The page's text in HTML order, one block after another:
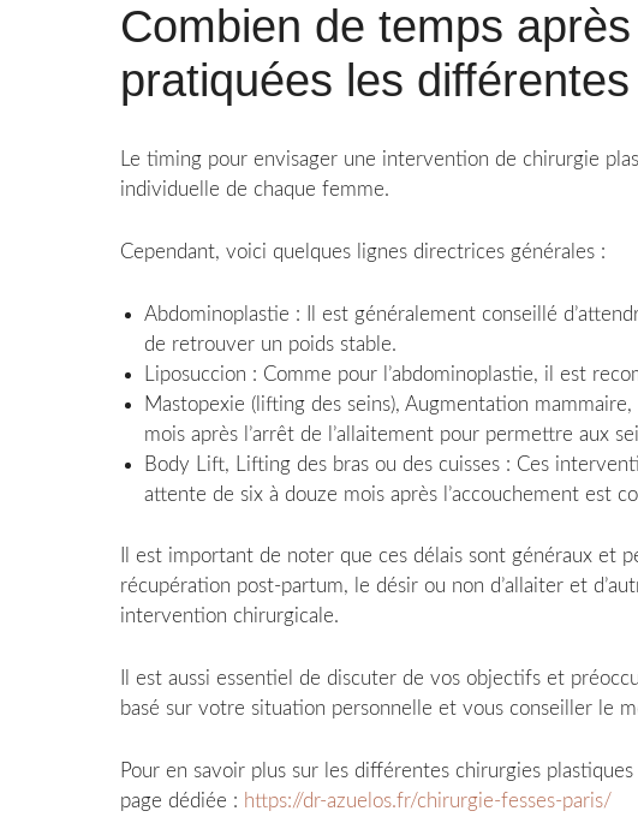
Combien de temps
pratiquées les
Le timing pour envisager une intervention de chirurgie
individuelle de chaque femme.
Cependant, voici quelques lignes directrices générales :
Abdominoplastie : Il est généralement conseillé
de retrouver un poids stable.
Liposuccion : Comme pour l’abdominoplastie, il est
Mastopexie (lifting des seins), Augmentation
mois après l’arrêt de l’allaitement pour permettre aux
Body Lift, Lifting des bras ou des cuisses : Ces
attente de six à douze mois après l’accouchement est
Il est important de noter que ces délais sont généraux et
récupération post-partum, le désir ou non d’allaiter et
intervention chirurgicale.
Il est aussi essentiel de discuter de vos objectifs et
basé sur votre situation personnelle et vous conseiller le
Pour en savoir plus sur les différentes chirurgies
page dédiée : https://dr-azuelos.fr/chirurgie-fesses-paris/